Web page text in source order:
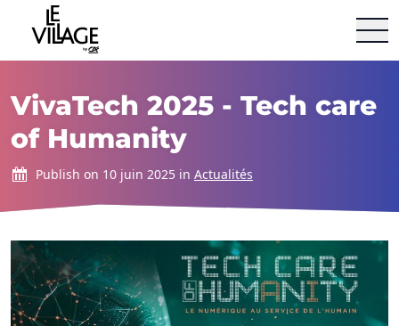
Le Village By Ca
VivaTech 2025 - Tech care
of Humanity
Publish on 10 juin 2025 in Actualités